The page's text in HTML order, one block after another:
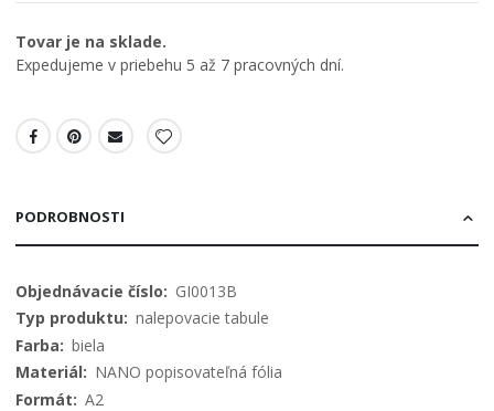
Tovar je na sklade.
Expedujeme v priebehu 5 až 7 pracovných dní.
PODROBNOSTI
Viac
informácií
GI0013B
nalepovacie tabule
biela
NANO popisovateľná fólia
A2